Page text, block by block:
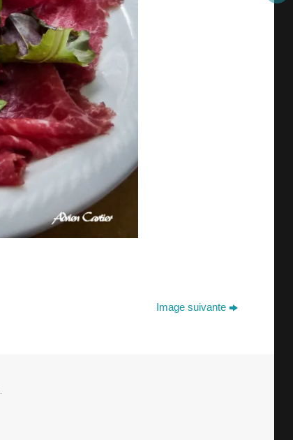
Image suivante